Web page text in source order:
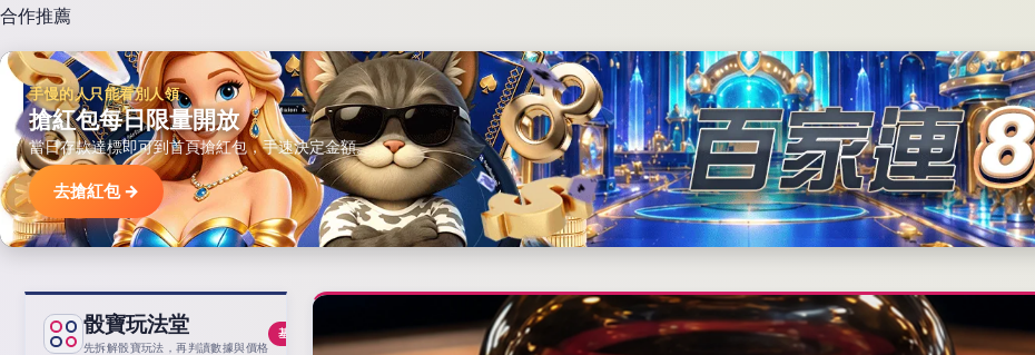
合作推薦
手慢的人只能看別人領
搶紅包每日限量開放
當日存款達標即可到首頁搶紅包，手速決定金額。
去搶紅包 →
骰寶玩法堂
先拆解骰寶玩法，再判讀數據與價格
基線